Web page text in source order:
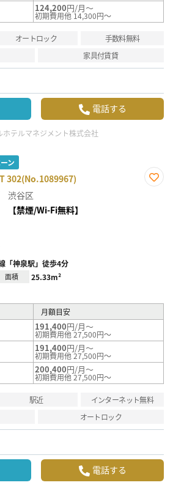
124,200円/月～
初期費用他 14,300円～
オートロック
手数料無料
家具付賃貸
電話する
ホテルマネジメント株式会社
ン
302(No.1089967)
渋谷区
【禁煙/Wi-Fi無料】
「神泉駅」徒歩4分
面積 25.33m²
月額目安
191,400円/月～
初期費用他 27,500円～
191,400円/月～
初期費用他 27,500円～
200,400円/月～
初期費用他 27,500円～
駅近
インターネット無料
オートロック
電話する